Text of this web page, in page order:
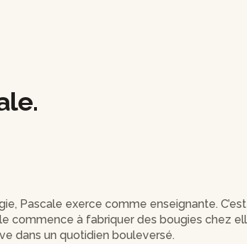
Pascale exerce comme enseignante.
commence à fabriquer des bougies chez
dans un quotidien bouleversé.